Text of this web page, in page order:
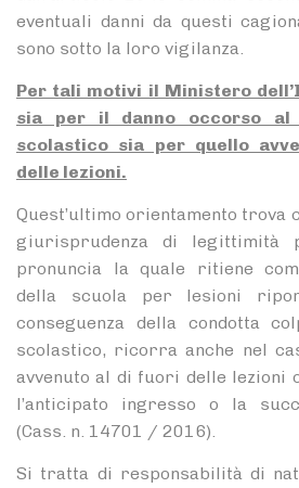
eventuali danni da questi
sono sotto la loro vigilanza.
Per tali motivi il Ministero
sia per il danno occorso al
scolastico sia per quello
delle lezioni.
Quest’ultimo orientamento trova
giurisprudenza di legittimità
pronuncia la quale ritiene
della scuola per lesioni
conseguenza della condotta
scolastico, ricorra anche nel
avvenuto al di fuori delle lezioni
l’anticipato ingresso o la
(Cass. n. 14701 / 2016).
Si tratta di responsabilità di